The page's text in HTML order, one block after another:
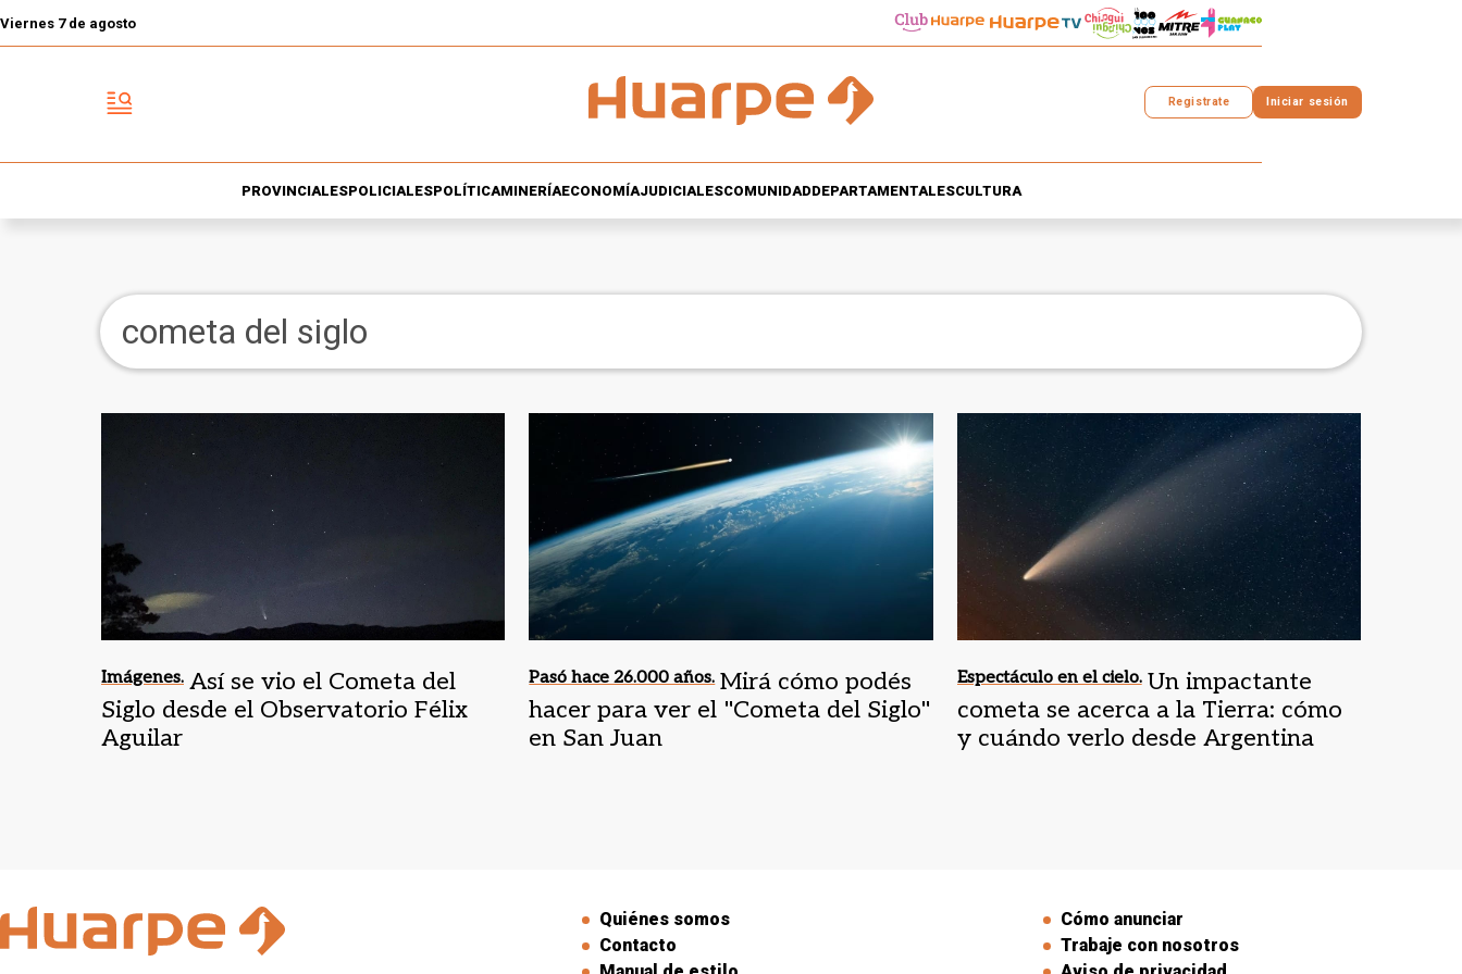
Viernes 7 de agosto
Registrate Iniciar sesión
PROVINCIALESPOLICIALESPOLÍTICAMINERÍAECONOMÍAJUDICIALESCOMUNIDADDEPARTAMENTALESCULTURA
cometa del siglo
Imágenes. Así se vio el Cometa del
Siglo desde el Observatorio Félix
Aguilar
Pasó hace 26.000 años. Mirá cómo podés
hacer para ver el "Cometa del Siglo"
en San Juan
Espectáculo en el cielo. Un impactante
cometa se acerca a la Tierra: cómo
y cuándo verlo desde Argentina
Quiénes somos
Contacto
Cómo anunciar
Trabaje con nosotros